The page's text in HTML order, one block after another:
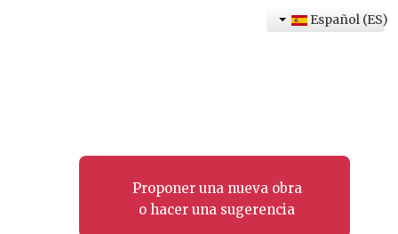
Proponer una nueva obra
o hacer una sugerencia
Español (ES)